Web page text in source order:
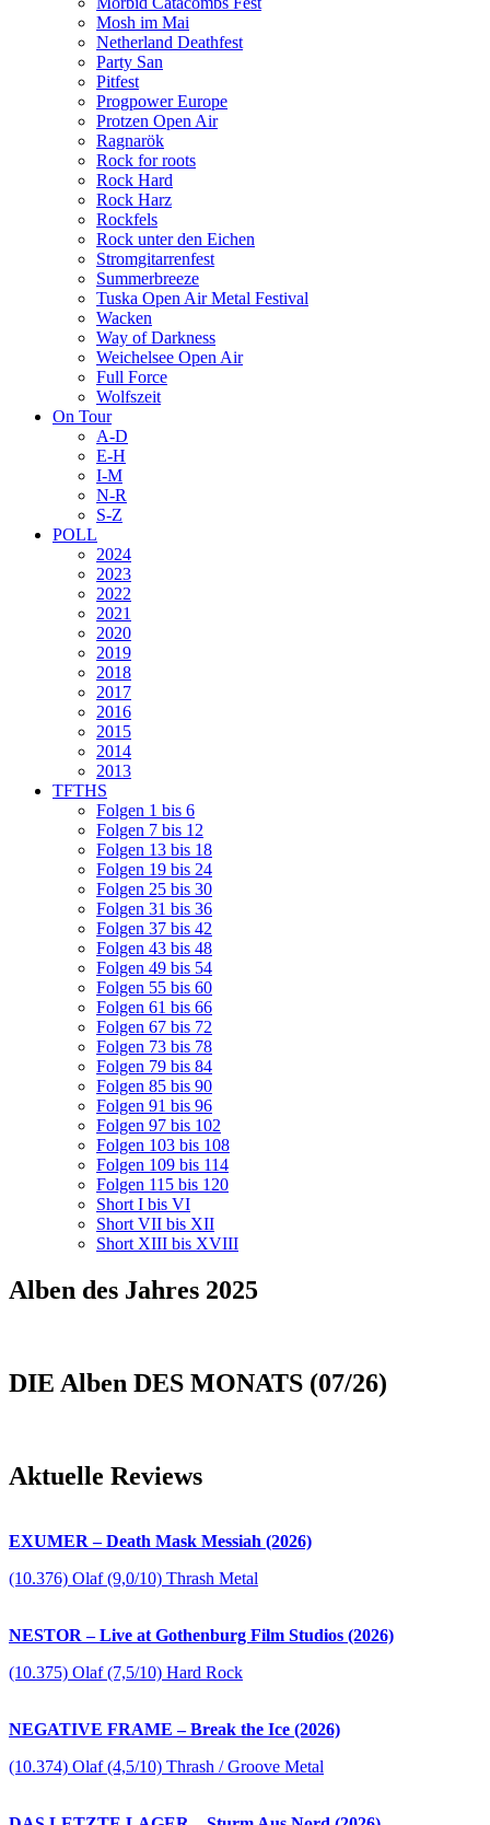
Mosh im Mai
Netherland Deathfest
Party San
Pitfest
Progpower Europe
Protzen Open Air
Ragnarök
Rock for roots
Rock Hard
Rock Harz
Rockfels
Rock unter den Eichen
Stromgitarrenfest
Summerbreeze
Tuska Open Air Metal Festival
Wacken
Way of Darkness
Weichelsee Open Air
Full Force
Wolfszeit
On Tour
A-D
E-H
I-M
N-R
S-Z
POLL
2024
2023
2022
2021
2020
2019
2018
2017
2016
2015
2014
2013
TFTHS
Folgen 1 bis 6
Folgen 7 bis 12
Folgen 13 bis 18
Folgen 19 bis 24
Folgen 25 bis 30
Folgen 31 bis 36
Folgen 37 bis 42
Folgen 43 bis 48
Folgen 49 bis 54
Folgen 55 bis 60
Folgen 61 bis 66
Folgen 67 bis 72
Folgen 73 bis 78
Folgen 79 bis 84
Folgen 85 bis 90
Folgen 91 bis 96
Folgen 97 bis 102
Folgen 103 bis 108
Folgen 109 bis 114
Folgen 115 bis 120
Short I bis VI
Short VII bis XII
Short XIII bis XVIII
Alben des Jahres 2025
DIE Alben DES MONATS (07/26)
Aktuelle Reviews
EXUMER – Death Mask Messiah (2026)
(10.376) Olaf (9,0/10) Thrash Metal
NESTOR – Live at Gothenburg Film Studios (2026)
(10.375) Olaf (7,5/10) Hard Rock
NEGATIVE FRAME – Break the Ice (2026)
(10.374) Olaf (4,5/10) Thrash / Groove Metal